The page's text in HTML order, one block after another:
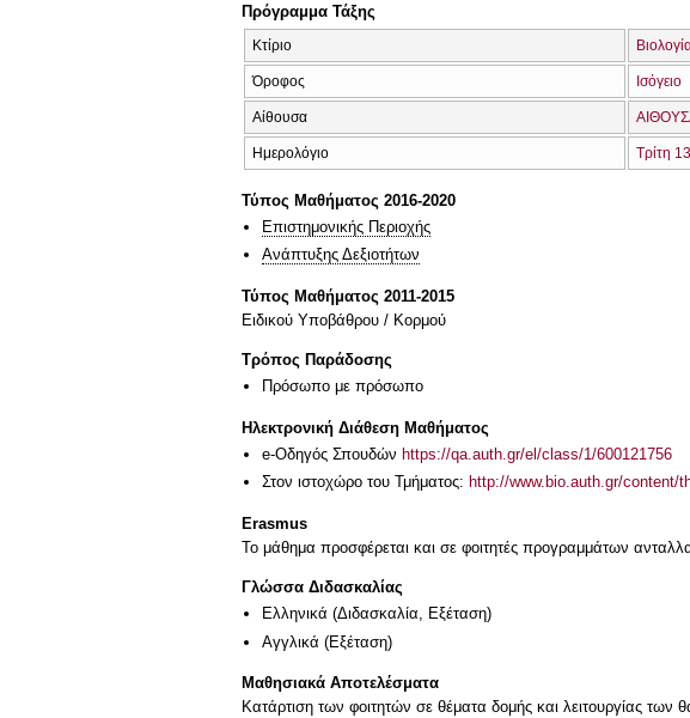
Πρόγραμμα Τάξης
Κτίριο
Όροφος Ισόγειο
Αίθουσα
Ημερολόγιο Τρίτη
Τύπος Μαθήματος 2016-2020
Επιστημονικής Περιοχής
Ανάπτυξης Δεξιοτήτων
Τύπος Μαθήματος 2011-2015
Ειδικού Υποβάθρου / Κορμού
Τρόπος Παράδοσης
Πρόσωπο με πρόσωπο
Ηλεκτρονική Διάθεση Μαθήματος
e-Οδηγός Σπουδών https://qa.auth.gr/el/class/1/600121756
Στον ιστοχώρο του Τμήματος: http://www.bio.auth.gr/content/
Erasmus
Το μάθημα προσφέρεται και σε φοιτητές προγραμμάτων
Γλώσσα Διδασκαλίας
Ελληνικά (Διδασκαλία, Εξέταση)
Αγγλικά (Εξέταση)
Μαθησιακά Αποτελέσματα
Κατάρτιση των φοιτητών σε θέματα δομής και λειτουργίας